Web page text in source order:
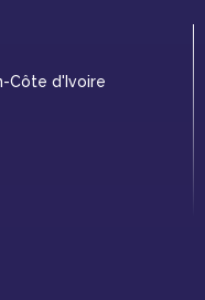
Côte d'Ivoire